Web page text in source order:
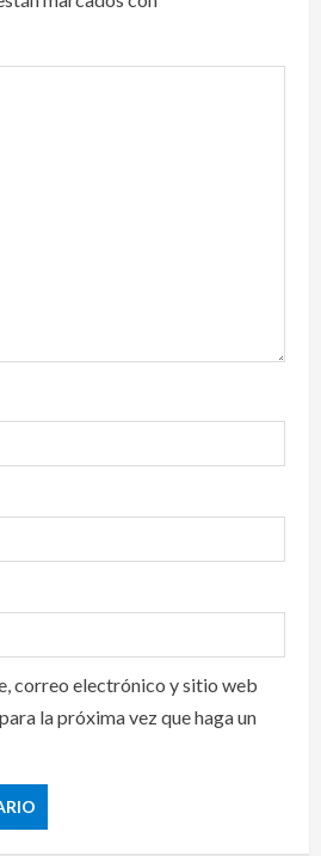
correo electrónico y sitio web
la próxima vez que haga un